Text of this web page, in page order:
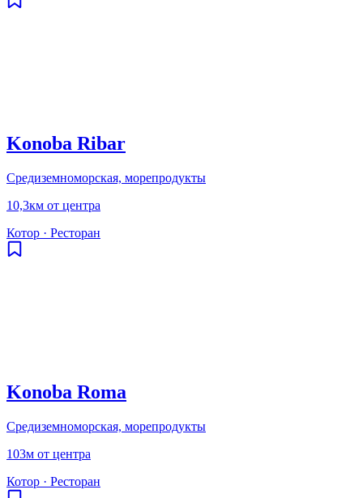
Konoba Ribar
Средиземноморская, морепродукты
10,3км от центра
Котор · Ресторан
Konoba Roma
Средиземноморская, морепродукты
103м от центра
Котор · Ресторан